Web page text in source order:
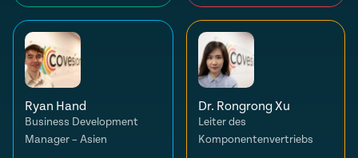
Ryan Hand
Business Development
Manager – Asien
Dr. Rongrong Xu
Leiter des
Komponentenvertriebs